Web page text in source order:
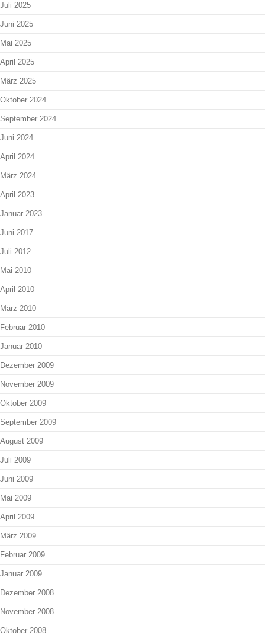
Juli 2025
Juni 2025
Mai 2025
April 2025
März 2025
Oktober 2024
September 2024
Juni 2024
April 2024
März 2024
April 2023
Januar 2023
Juni 2017
Juli 2012
Mai 2010
April 2010
März 2010
Februar 2010
Januar 2010
Dezember 2009
November 2009
Oktober 2009
September 2009
August 2009
Juli 2009
Juni 2009
Mai 2009
April 2009
März 2009
Februar 2009
Januar 2009
Dezember 2008
November 2008
Oktober 2008